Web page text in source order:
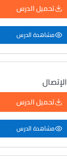
تحميل الدرس
مشاهدة الدرس
تحميل الدرس
مشاهدة الدرس